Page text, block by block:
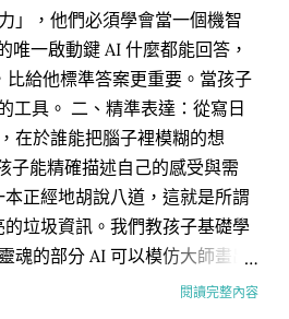
」，他們必須學會當一個機智
一啟動鍵 AI 什麼都能回答，
給他標準答案更重要。當孩子
工具。 二、精準表達：從寫日
在於誰能把腦子裡模糊的想
子能精確描述自己的感受與需
正經地胡說八道，這就是所謂
垃圾資訊。我們教孩子基礎學
的部分 AI 可以模仿大師畫出
去公園大笑。這些看似沒效
閱讀完整內容